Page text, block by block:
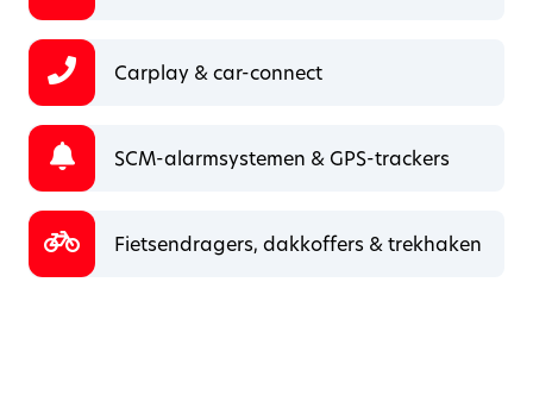
Carplay & car-connect
SCM-alarmsystemen & GPS-trackers
Fietsendragers, dakkoffers & trekhaken